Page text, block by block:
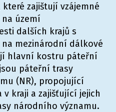
které zajištují vzájemné
na území
dalších krajů s
mezinárodní dálkové
hlavní kostru páteřní
páteřní trasy
(NR), propojující
kraji a zajišťující jejich
národního významu.